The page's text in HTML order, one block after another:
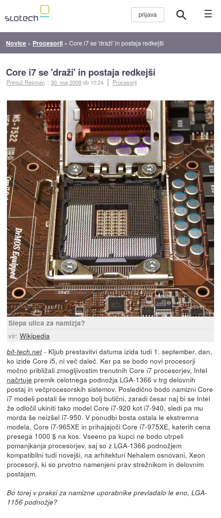
☰
Novice » Procesorji »Core i7 se 'draži' in postaja redkejši
Core i7 se 'draži' in postaja redkejši
Primož Resman ::30. maj 2009ob 10:24 Procesorji
Slepa ulica za namizja?
vir: Wikipedia
bit-tech.net- Kljub prestavitvi datuma izida tudi 1. september, dan,
ko izide Core i5, ni več daleč. Ker pa se bodo novi procesorji
močno približali zmogljivostim trenutnih Core i7 procesorjev, Intel
načrtuje premik celotnega podnožja LGA-1366 v trg delovnih
postaj in večprocesorskih sistemov. Posledično bodo namizni Core
i7 modeli postali še mnogo bolj butični, zaradi česar naj bi se Intel
že odločil ukiniti tako model Core i7-920 kot i7-940, sledi pa mu
morda še neizšel i7-950. V ponudbi bosta ostala le ekstremna
modela, Core i7-965XE in prihajajoči Core i7-975XE, katerih cena
presega 1000 $ na kos. Vseeno pa kupci ne bodo utrpeli
pomanjkanja procesorjev, saj so z LGA-1366 podnožjem
kompatibilni tudi novejši, na arhitekturi Nehalem osnovani, Xeon
procesorji, ki so prvotno namenjeni prav strežnikom in delovnim
postajam.
Bo torej v praksi za namizne uporabnike prevladalo le eno, LGA-
1156 podnožje?